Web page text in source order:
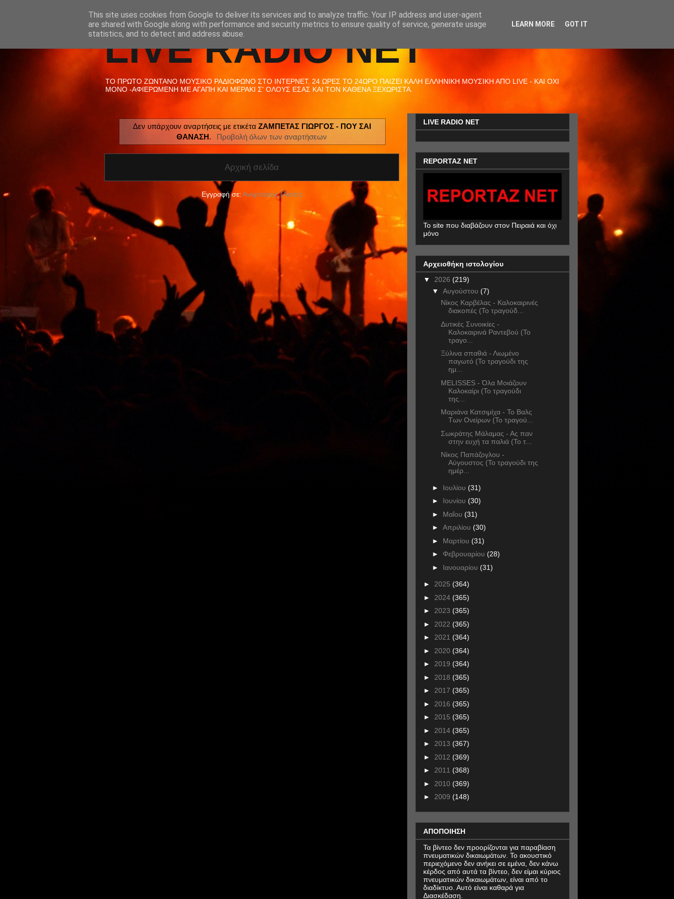
LIVE RADIO NET
ΤΟ ΠΡΩΤΟ ΖΩΝΤΑΝΟ ΜΟΥΣΙΚΟ ΡΑΔΙΟΦΩΝΟ ΣΤΟ ΙΝΤΕΡΝΕΤ. 24 ΩΡΕΣ ΤΟ 24ΩΡΟ ΠΑΙΖΕΙ ΚΑΛΗ ΕΛΛΗΝΙΚΗ ΜΟΥΣΙΚΗ ΑΠΟ LIVE - ΚΑΙ ΟΧΙ
ΜΟΝΟ -ΑΦΙΕΡΩΜΕΝΗ ΜΕ ΑΓΑΠΗ ΚΑΙ ΜΕΡΑΚΙ Σ' ΟΛΟΥΣ ΕΣΑΣ ΚΑΙ ΤΟΝ ΚΑΘΕΝΑ ΞΕΧΩΡΙΣΤΑ.
Δεν υπάρχουν αναρτήσεις με ετικέτα ΖΑΜΠΕΤΑΣ ΓΙΩΡΓΟΣ - ΠΟΥ ΣΑΙ
ΘΑΝΑΣΗ. Προβολή όλων των αναρτήσεων
Αρχική σελίδα
Εγγραφή σε: Αναρτήσεις (Atom)
LIVE RADIO NET
REPORTAZ NET
To site που διαβάζουν στον Πειραιά και όχι
μόνο
Αρχειοθήκη ιστολογίου
▼ 2026 (219)
▼ Αυγούστου (7)
Νίκος Καρβέλας - Καλοκαιρινές
διακοπές (Το τραγούδ...
Δυτικές Συνοικίες -
Καλοκαιρινά Ραντεβού (Το
τραγο...
Ξύλινα σπαθιά - Λιωμένο
παγωτό (Το τραγούδι της
ημ...
MELISSES - Όλα Μοιάζουν
Καλοκαίρι (Το τραγούδι
της...
Μαριάνα Κατσιμίχα - Το Βαλς
Των Ονείρων (Το τραγού...
Σωκράτης Μάλαμας - Ας παν
στην ευχή τα παλιά (Το τ...
Νίκος Παπάζογλου -
Αύγουστος (Το τραγούδι της
ημέρ...
► Ιουλίου (31)
► Ιουνίου (30)
► Μαΐου (31)
► Απριλίου (30)
► Μαρτίου (31)
► Φεβρουαρίου (28)
► Ιανουαρίου (31)
► 2025 (364)
► 2024 (365)
► 2023 (365)
► 2022 (365)
► 2021 (364)
► 2020 (364)
► 2019 (364)
► 2018 (365)
► 2017 (365)
► 2016 (365)
► 2015 (365)
► 2014 (365)
► 2013 (367)
► 2012 (369)
► 2011 (368)
► 2010 (369)
► 2009 (148)
ΑΠΟΠΟΙΗΣΗ
Τα βίντεο δεν προορίζονται για παραβίαση
πνευματικών δικαιωμάτων. Το ακουστικό
περιεχόμενο δεν ανήκει σε εμένα, δεν κάνω
κέρδος από αυτά τα βίντεο, δεν είμαι κύριος
πνευματικών δικαιωμάτων, είναι από το
διαδίκτυο. Αυτό είναι καθαρά για
Διασκέδαση.
This site uses cookies from Google to deliver its services and to analyze traffic. Your IP address and user-agent
are shared with Google along with performance and security metrics to ensure quality of service, generate usage
statistics, and to detect and address abuse.
LEARN MORE GOT IT